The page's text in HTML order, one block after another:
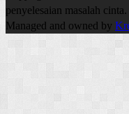
penyelesaian masalah cinta.
Managed and owned by